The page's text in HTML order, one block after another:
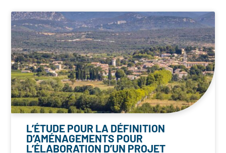
L’ÉTUDE POUR LA DÉFINITION
D’AMÉNAGEMENTS POUR
L’ÉLABORATION D’UN PROJET